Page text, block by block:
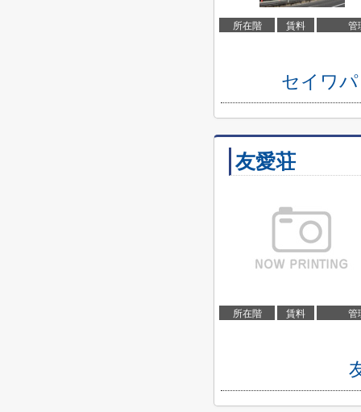
所在階 賃料 管
セイワ
友愛荘
所在階 賃料 管